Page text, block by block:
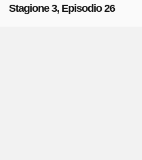
Stagione 3, Episodio 26